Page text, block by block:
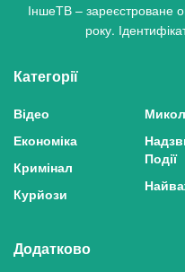
ІншеТВ – зареєстроване
року.
Категорії
Відео
Економіка
Кримінал
Курйози
Події
Додатково